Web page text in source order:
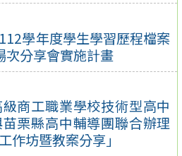
學年度學生學習歷程檔案
次分享會實施計畫
商工職業學校技術型高中
栗縣高中輔導團聯合辦理
作坊暨教案分享」